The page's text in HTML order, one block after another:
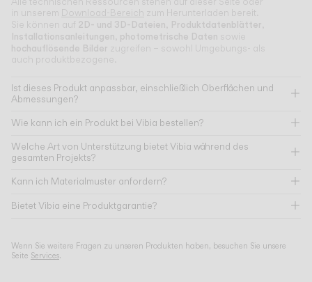
in unserem Download-Bereich zum Herunterladen bereit.
Sie können auf 2D- und 3D-Dateien Produktdatenblätter
Installationsanleitungen photometrische Daten sowie
hochauflösende Bilder zugreifen – sowohl Umgebungs- als
auch produktbezogene.
Ist dieses Produkt anpassbar, einschließlich Oberflächen und
Abmessungen?
Wie kann ich ein Produkt bei Vibia bestellen?
Welche Art von Unterstützung bietet Vibia während des
gesamten Projekts?
Kann ich Materialmuster anfordern?
Bietet Vibia eine Produktgarantie?
Wenn Sie weitere Fragen zu unseren Produkten haben, besuchen Sie unsere
Seite Services.